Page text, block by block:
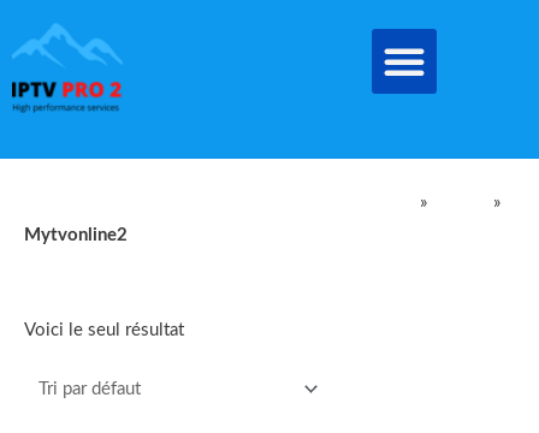
au
contenu
»
»
Mytvonline2
Voici le seul résultat